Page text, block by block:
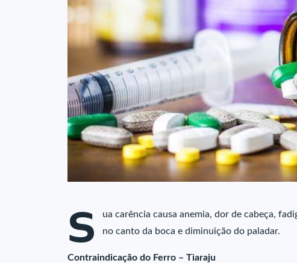
S
ua carência causa anemia, dor de cabeça,
no canto da boca e diminuição do paladar.
Contraindicação do Ferro – Tiaraju